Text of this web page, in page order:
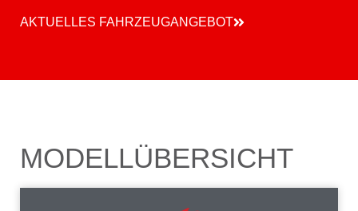
AKTUELLES FAHRZEUGANGEBOT
MODELLÜBERSICHT